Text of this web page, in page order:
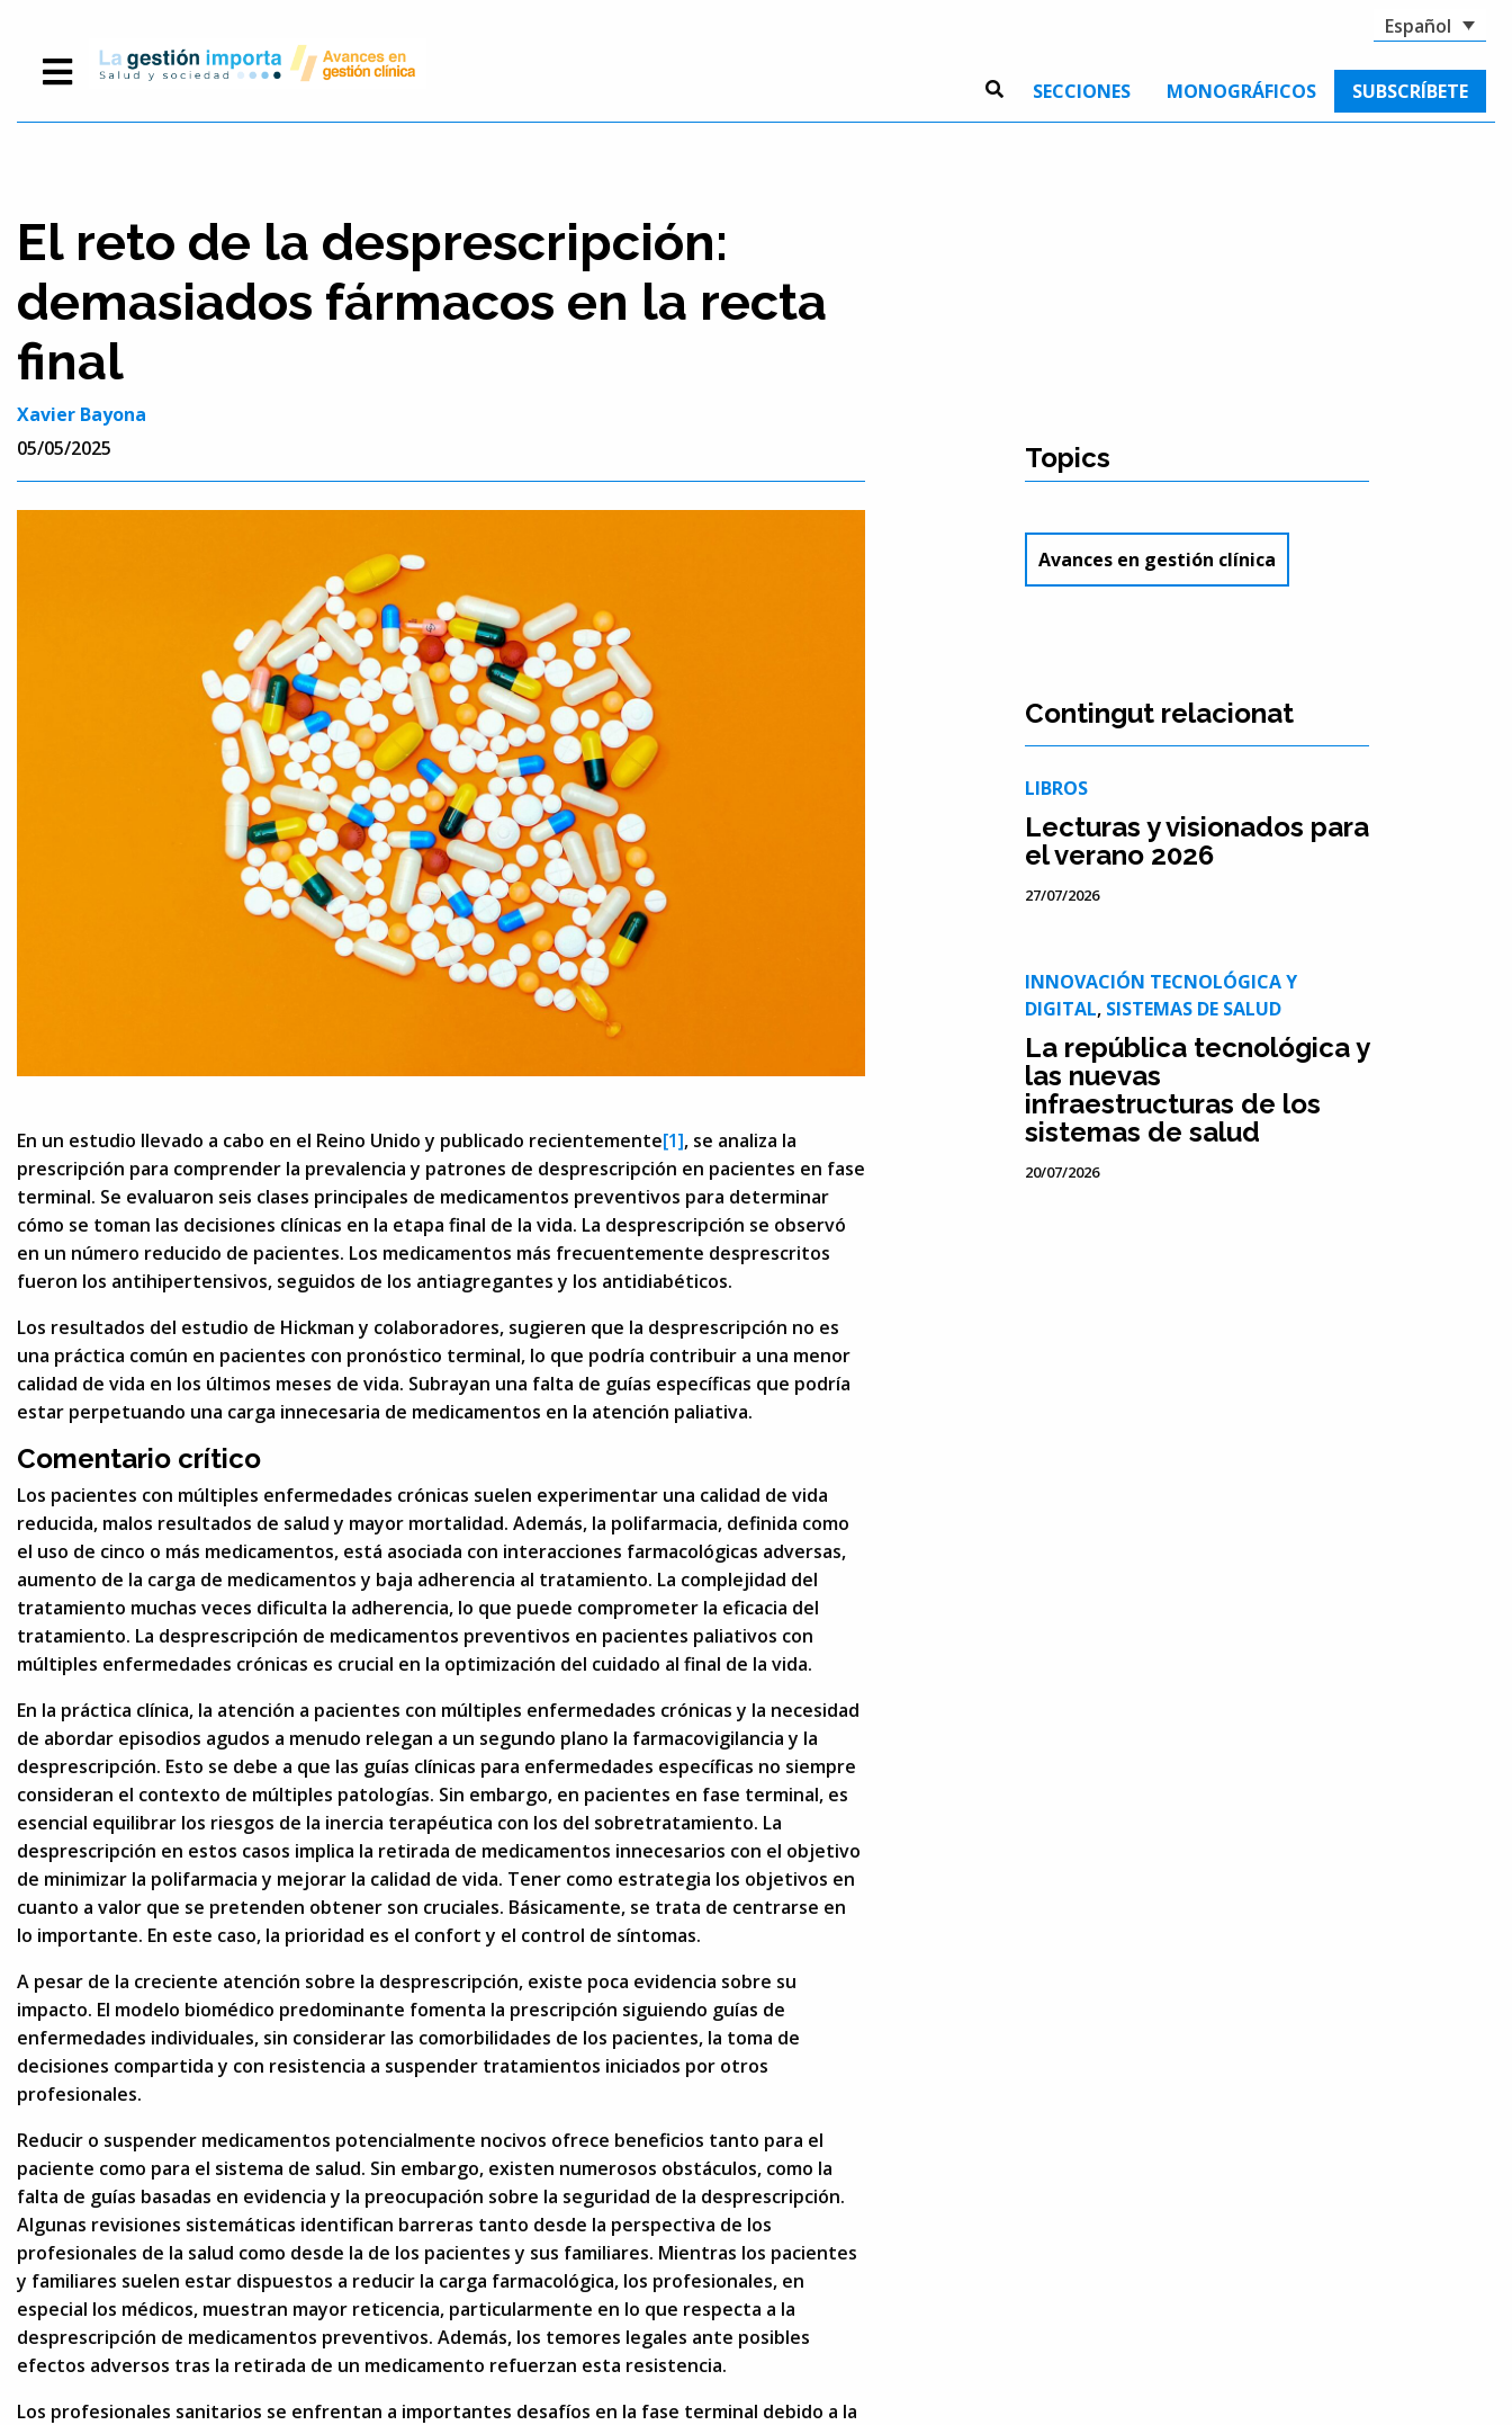
Español
SECCIONES MONOGRÁFICOS SUBSCRÍBETE
El reto de la desprescripción:
demasiados fármacos en la recta
final
Xavier Bayona
05/05/2025
En un estudio llevado a cabo en el Reino Unido y publicado recientemente[1], se analiza la
prescripción para comprender la prevalencia y patrones de desprescripción en pacientes en fase
terminal. Se evaluaron seis clases principales de medicamentos preventivos para determinar
cómo se toman las decisiones clínicas en la etapa final de la vida. La desprescripción se observó
en un número reducido de pacientes. Los medicamentos más frecuentemente desprescritos
fueron los antihipertensivos, seguidos de los antiagregantes y los antidiabéticos.
Los resultados del estudio de Hickman y colaboradores, sugieren que la desprescripción no es
una práctica común en pacientes con pronóstico terminal, lo que podría contribuir a una menor
calidad de vida en los últimos meses de vida. Subrayan una falta de guías específicas que podría
estar perpetuando una carga innecesaria de medicamentos en la atención paliativa.
Comentario crítico
Los pacientes con múltiples enfermedades crónicas suelen experimentar una calidad de vida
reducida, malos resultados de salud y mayor mortalidad. Además, la polifarmacia, definida como
el uso de cinco o más medicamentos, está asociada con interacciones farmacológicas adversas,
aumento de la carga de medicamentos y baja adherencia al tratamiento. La complejidad del
tratamiento muchas veces dificulta la adherencia, lo que puede comprometer la eficacia del
tratamiento. La desprescripción de medicamentos preventivos en pacientes paliativos con
múltiples enfermedades crónicas es crucial en la optimización del cuidado al final de la vida.
En la práctica clínica, la atención a pacientes con múltiples enfermedades crónicas y la necesidad
de abordar episodios agudos a menudo relegan a un segundo plano la farmacovigilancia y la
desprescripción. Esto se debe a que las guías clínicas para enfermedades específicas no siempre
consideran el contexto de múltiples patologías. Sin embargo, en pacientes en fase terminal, es
esencial equilibrar los riesgos de la inercia terapéutica con los del sobretratamiento. La
desprescripción en estos casos implica la retirada de medicamentos innecesarios con el objetivo
de minimizar la polifarmacia y mejorar la calidad de vida. Tener como estrategia los objetivos en
cuanto a valor que se pretenden obtener son cruciales. Básicamente, se trata de centrarse en
lo importante. En este caso, la prioridad es el confort y el control de síntomas.
A pesar de la creciente atención sobre la desprescripción, existe poca evidencia sobre su
impacto. El modelo biomédico predominante fomenta la prescripción siguiendo guías de
enfermedades individuales, sin considerar las comorbilidades de los pacientes, la toma de
decisiones compartida y con resistencia a suspender tratamientos iniciados por otros
profesionales.
Reducir o suspender medicamentos potencialmente nocivos ofrece beneficios tanto para el
paciente como para el sistema de salud. Sin embargo, existen numerosos obstáculos, como la
falta de guías basadas en evidencia y la preocupación sobre la seguridad de la desprescripción.
Algunas revisiones sistemáticas identifican barreras tanto desde la perspectiva de los
profesionales de la salud como desde la de los pacientes y sus familiares. Mientras los pacientes
y familiares suelen estar dispuestos a reducir la carga farmacológica, los profesionales, en
especial los médicos, muestran mayor reticencia, particularmente en lo que respecta a la
desprescripción de medicamentos preventivos. Además, los temores legales ante posibles
efectos adversos tras la retirada de un medicamento refuerzan esta resistencia.
Los profesionales sanitarios se enfrentan a importantes desafíos en la fase terminal debido a la
Topics
Avances en gestión clínica
Contingut relacionat
LIBROS
Lecturas y visionados para
el verano 2026
27/07/2026
INNOVACIÓN TECNOLÓGICA Y
DIGITAL, SISTEMAS DE SALUD
La república tecnológica y
las nuevas
infraestructuras de los
sistemas de salud
20/07/2026